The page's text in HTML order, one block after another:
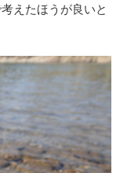
えたほうが良いと